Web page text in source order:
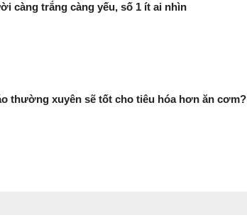
càng trắng càng yếu, số 1 ít ai nhìn
thường xuyên sẽ tốt cho tiêu hóa hơn ăn cơm?